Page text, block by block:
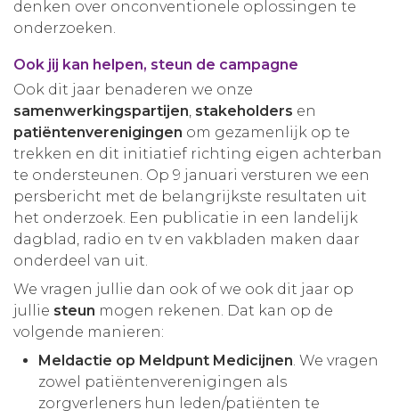
denken over onconventionele oplossingen te
onderzoeken.
Ook jij kan helpen, steun de campagne
Ook dit jaar benaderen we onze
samenwerkingspartijen, stakeholders en
patiëntenverenigingen om gezamenlijk op te
trekken en dit initiatief richting eigen achterban
te ondersteunen. Op 9 januari versturen we een
persbericht met de belangrijkste resultaten uit
het onderzoek. Een publicatie in een landelijk
dagblad, radio en tv en vakbladen maken daar
onderdeel van uit.
We vragen jullie dan ook of we ook dit jaar op
jullie steun mogen rekenen. Dat kan op de
volgende manieren:
Meldactie op Meldpunt Medicijnen. We vragen
zowel patiëntenverenigingen als
zorgverleners hun leden/patiënten te